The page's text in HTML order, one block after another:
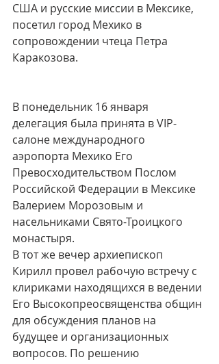
США и русские миссии в Мексике,
посетил город Мехико в
сопровождении чтеца Петра
Каракозова.
В понедельник 16 января
делегация была принята в VIP-
салоне международного
аэропорта Мехико Его
Превосходительством Послом
Российской Федерации в Мексике
Валерием Морозовым и
насельниками Свято-Троицкого
монастыря.
В тот же вечер архиепископ
Кирилл провел рабочую встречу с
клириками находящихся в ведении
Его Высокопреосвященства общин
для обсуждения планов на
будущее и организационных
вопросов. По решению